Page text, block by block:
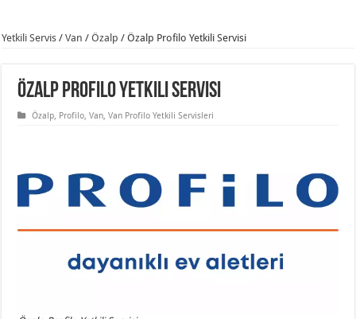
Yetkili Servis / Van / Özalp / Özalp Profilo Yetkili Servisi
Özalp Profilo Yetkili Servisi
Özalp, Profilo,Van,Van Profilo Yetkili Servisleri